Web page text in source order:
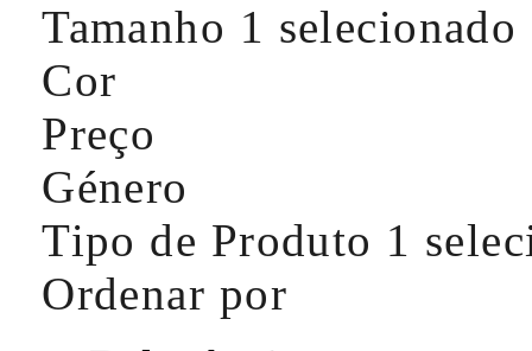
Tamanho 1 selecionado
Cor
Preço
Género
Tipo de Produto 1
Ordenar por